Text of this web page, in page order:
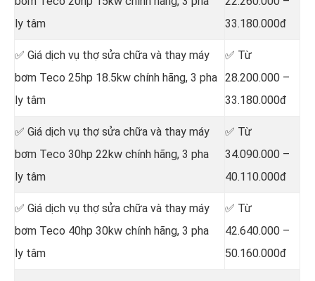
ly tâm
33.180.000đ
✅ Giá dịch vụ thợ sửa chữa và thay máy
bơm Teco 25hp 18.5kw chính hãng, 3 pha
ly tâm
✅ Từ
28.200.000 –
33.180.000đ
✅ Giá dịch vụ thợ sửa chữa và thay máy
bơm Teco 30hp 22kw chính hãng, 3 pha
ly tâm
✅ Từ
34.090.000 –
40.110.000đ
✅ Giá dịch vụ thợ sửa chữa và thay máy
bơm Teco 40hp 30kw chính hãng, 3 pha
ly tâm
✅ Từ
42.640.000 –
50.160.000đ